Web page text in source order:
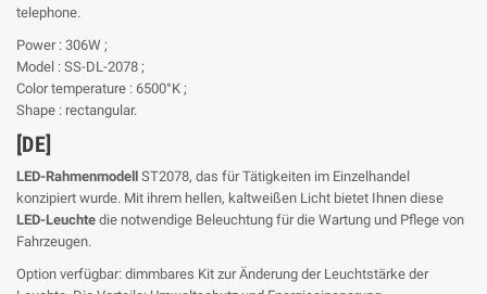
telephone.
Power : 306W ;
Model : SS-DL-2078 ;
Color temperature : 6500°K ;
Shape : rectangular.
[DE]
LED-Rahmenmodell ST2078, das für Tätigkeiten im Einzelhandel
konzipiert wurde. Mit ihrem hellen, kaltweißen Licht bietet Ihnen diese
LED-Leuchte die notwendige Beleuchtung für die Wartung und Pflege von
Fahrzeugen.
Option verfügbar: dimmbares Kit zur Änderung der Leuchtstärke der